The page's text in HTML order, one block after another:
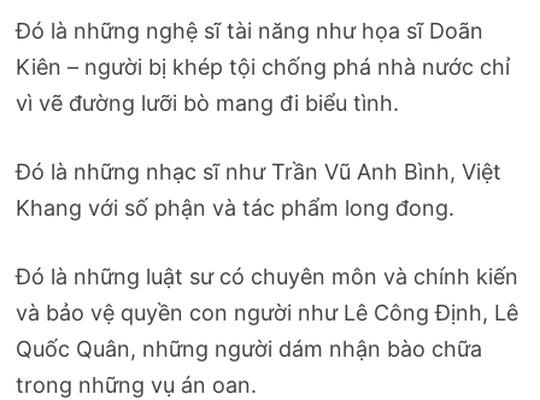
Đó là những nghệ sĩ tài năng như họa sĩ Doãn
Kiên – người bị khép tội chống phá nhà nước chỉ
vì vẽ đường lưỡi bò mang đi biểu tình.
Đó là những nhạc sĩ như Trần Vũ Anh Bình, Việt
Khang với số phận và tác phẩm long đong.
Đó là những luật sư có chuyên môn và chính kiến
và bảo vệ quyền con người như Lê Công Định, Lê
Quốc Quân, những người dám nhận bào chữa
trong những vụ án oan.